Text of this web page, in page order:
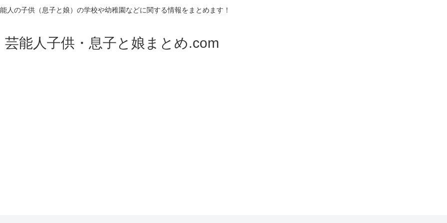
人の子供（息子と娘）の学校や幼稚園などに関する情報をまとめます！
芸能人子供・息子と娘まとめ.com